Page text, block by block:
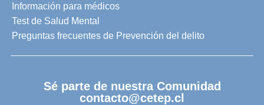
Información para médicos
Test de Salud Mental
Preguntas frecuentes de Prevención del delito
Sé parte de nuestra Comunidad
contacto@cetep.cl